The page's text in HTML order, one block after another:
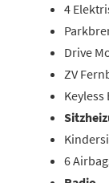
4
Drive
ZV
6